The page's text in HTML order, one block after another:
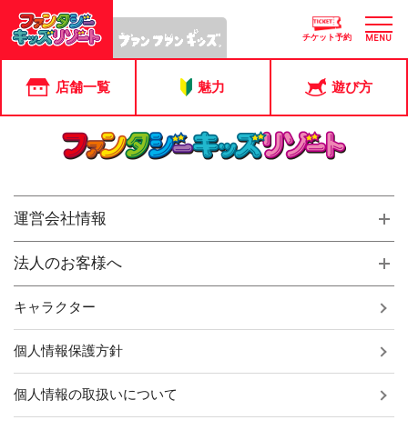
チケット予約 MENU
店舗一覧 魅力 遊び方
投稿ページ
アプリ会員の場合、アプリ内で変更が可能です。
「会員証・チケット」＞「店舗会員情報の確認・変更」からお
運営会社情報
法人のお客様へ
キャラクター
個人情報保護方針
個人情報の取扱いについて